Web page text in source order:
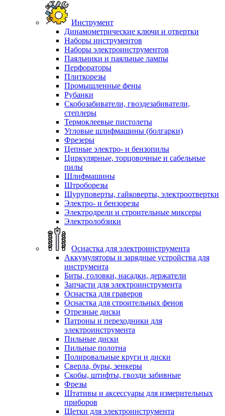
Инструмент
Динамометрические ключи и отвертки
Наборы инструментов
Наборы электроинструментов
Паяльники и паяльные лампы
Перфораторы
Плиткорезы
Промышленные фены
Рубанки
Скобозабиватели, гвоздезабиватели,
степлеры
Термоклеевые пистолеты
Угловые шлифмашины (болгарки)
Фрезеры
Цепные электро- и бензопилы
Циркулярные, торцовочные и сабельные
пилы
Шлифмашины
Штроборезы
Шуруповерты, гайковерты, электроотвертки
Электро- и бензорезы
Электродрели и строительные миксеры
Электролобзики
Оснастка для электроинструмента
Аккумуляторы и зарядные устройства для
инструмента
Биты, головки, насадки, держатели
Запчасти для электроинструмента
Оснастка для граверов
Оснастка для строительных фенов
Отрезные диски
Патроны и переходники для
электроинструмента
Пильные диски
Пильные полотна
Полировальные круги и диски
Сверла, буры, зенкеры
Скобы, штифты, гвозди забивные
Фрезы
Штативы и аксессуары для измерительных
приборов
Щетки для электроинструмента